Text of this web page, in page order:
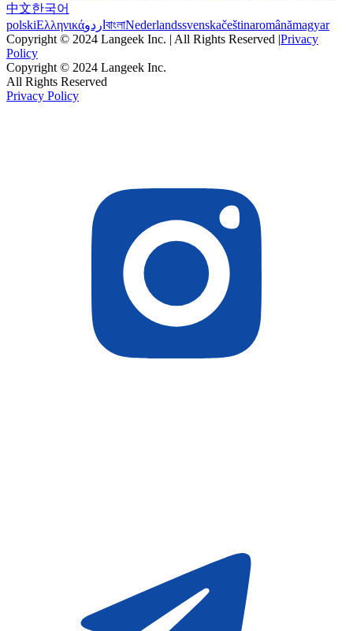
中文한국어
polskiΕλληνικάاردو বাংলাNederlandssvenskačeštinaromânămagyar
Copyright © 2024 Langeek Inc. | All Rights Reserved |Privacy
Policy
Copyright © 2024 Langeek Inc.
All Rights Reserved
Privacy Policy